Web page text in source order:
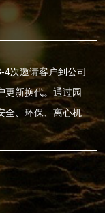
次邀请客户到公司
更新换代。通过园
全、环保、离心机